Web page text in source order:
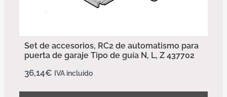
Set de accesorios, RC2 de automatismo para
puerta de garaje Tipo de guía N, L, Z 437702
36,14€ IVA incluido